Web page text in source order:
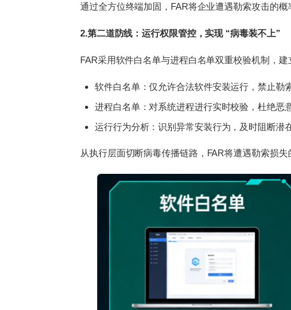
通过全方位终端加固，FAR将企业遭遇勒索攻击的概
2.第二道防线：运行权限管控，实现 “病毒装不上”
FAR采用软件白名单与进程白名单双重校验机制，建
软件白名单：仅允许合法软件安装运行，禁止勒
进程白名单：对系统进程进行实时校验，杜绝恶
运行行为分析：识别异常安装行为，及时阻断潜
从执行层面切断病毒传播链路，FAR将遭遇勒索损失